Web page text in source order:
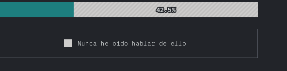
42.5%
42.5%
Nunca he oído hablar de ello